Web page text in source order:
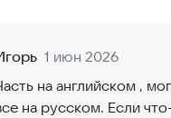
документов, видео,
1 июн 2026
на английском ,
на русском. Если